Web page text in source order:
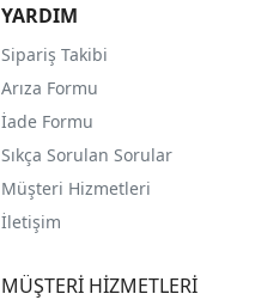
YARDIM
Sipariş Takibi
Arıza Formu
İade Formu
Sıkça Sorulan Sorular
Müşteri Hizmetleri
İletişim
MÜŞTERİ HİZMETLERİ